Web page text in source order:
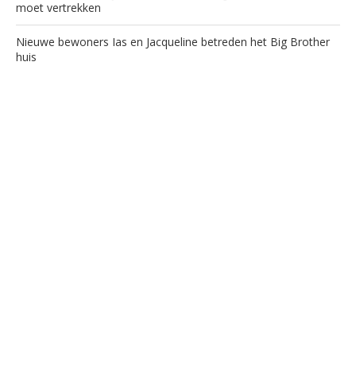
moet vertrekken
Nieuwe bewoners Ias en Jacqueline betreden het Big Brother
huis